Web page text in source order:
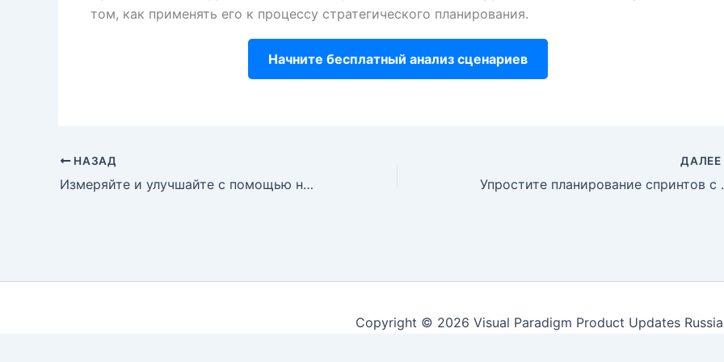
том, как применять его к процессу стратегического планирования.
Начните бесплатный анализ сценариев
НАЗАД
Измеряйте и улучшайте с помощью нашей бесплатной инструмента анализа сравнительного анализа
ДАЛЕЕ
Упростите
Copyright © 2026 Visual Paradigm Product Updates